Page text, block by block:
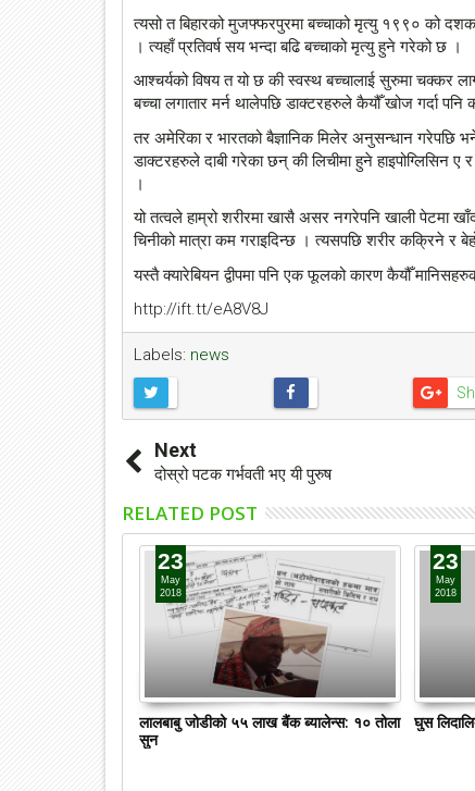
त्यसो त बिहारको मुजफ्फरपुरमा बच्चाको मृत्यु १९९० को
। त्यहाँ प्रतिवर्ष सय भन्दा बढि बच्चाको मृत्यु हुने गरेको छ ।
आश्चर्यको विषय त यो छ की स्वस्थ बच्चालाई सुरुमा चक्कर
बच्चा लगातार मर्न थालेपछि डाक्टरहरुले कैयौँ खोज गर्दा
तर अमेरिका र भारतको बैज्ञानिक मिलेर अनुसन्धान गरेपछि
डाक्टरहरुले दाबी गरेका छन् की लिचीमा हुने हाइपोग्लिसिन ए
।
यो तत्वले हाम्रो शरीरमा खासै असर नगरेपनि खाली पेटमा
चिनीको मात्रा कम गराइदिन्छ । त्यसपछि शरीर कक्रिने र
यस्तै क्यारेबियन द्वीपमा पनि एक फूलको कारण कैयौँ
http://ift.tt/eA8V8J
Labels: news
Next
दोस्रो पटक गर्भवती भए यी पुरुष
RELATED POST
23
May
2018
लालबाबु जोडीको ५५ लाख बैंक ब्यालेन्स: १० तोला
सुन
23
May
2018
घुस